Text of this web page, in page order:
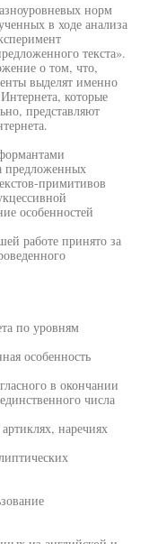
норм
в ходе анализа
текста».
о том, что,
выделят именно
которые
представляют
предложенных
примитивов
особенностей
работе принято за
по уровням
особенность
в окончании
числа
наречиях